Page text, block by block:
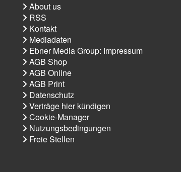
About us
RSS
Kontakt
Mediadaten
Ebner Media Group: Impressum
AGB Shop
AGB Online
AGB Print
Datenschutz
Verträge hier kündigen
Cookie-Manager
Nutzungsbedingungen
Freie Stellen